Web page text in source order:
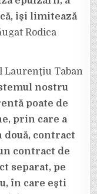
îşi limitează
Rodica
Laurenţiu Taban
nostru
poate de
prin care a
două, contract
contract de
separat, pe
în care eşti